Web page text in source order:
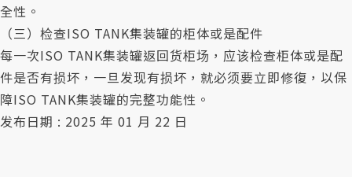
全性。
（三）检查ISO TANK集装罐的柜体或是配件
每一次ISO TANK集装罐返回货柜场，应该检查柜体或是配
件是否有损坏，一旦发现有损坏，就必须要立即修復，以保
障ISO TANK集装罐的完整功能性。
发布日期 : 2025 年 01 月 22 日